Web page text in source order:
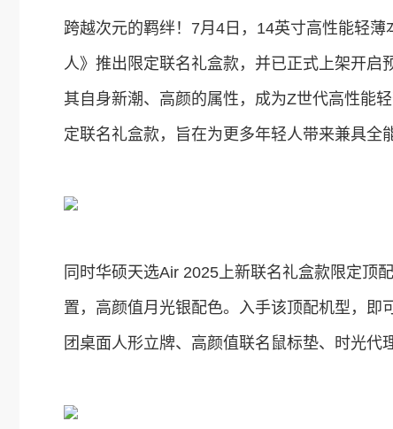
跨越次元的羁绊！7月4日，14英寸高性能轻
人》推出限定联名礼盒款，并已正式上架开启
其自身新潮、高颜的属性，成为Z世代高性能
定联名礼盒款，旨在为更多年轻人带来兼具全
同时华硕天选Air 2025上新联名礼盒款限定顶
置，高颜值月光银配色。入手该顶配机型，
团桌面人形立牌、高颜值联名鼠标垫、时光代